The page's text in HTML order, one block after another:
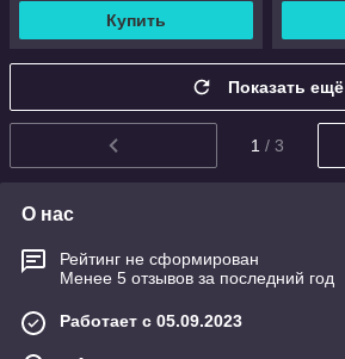
Купить
Показать ещё
1 / 3
О нас
Рейтинг не сформирован
Менее 5 отзывов за последний год
Работает с 05.09.2023